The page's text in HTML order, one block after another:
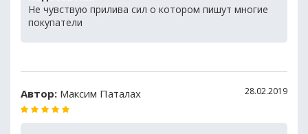
Не чувствую прилива сил о котором пишут многие
покупатели
Автор: Максим Паталах 28.02.2019